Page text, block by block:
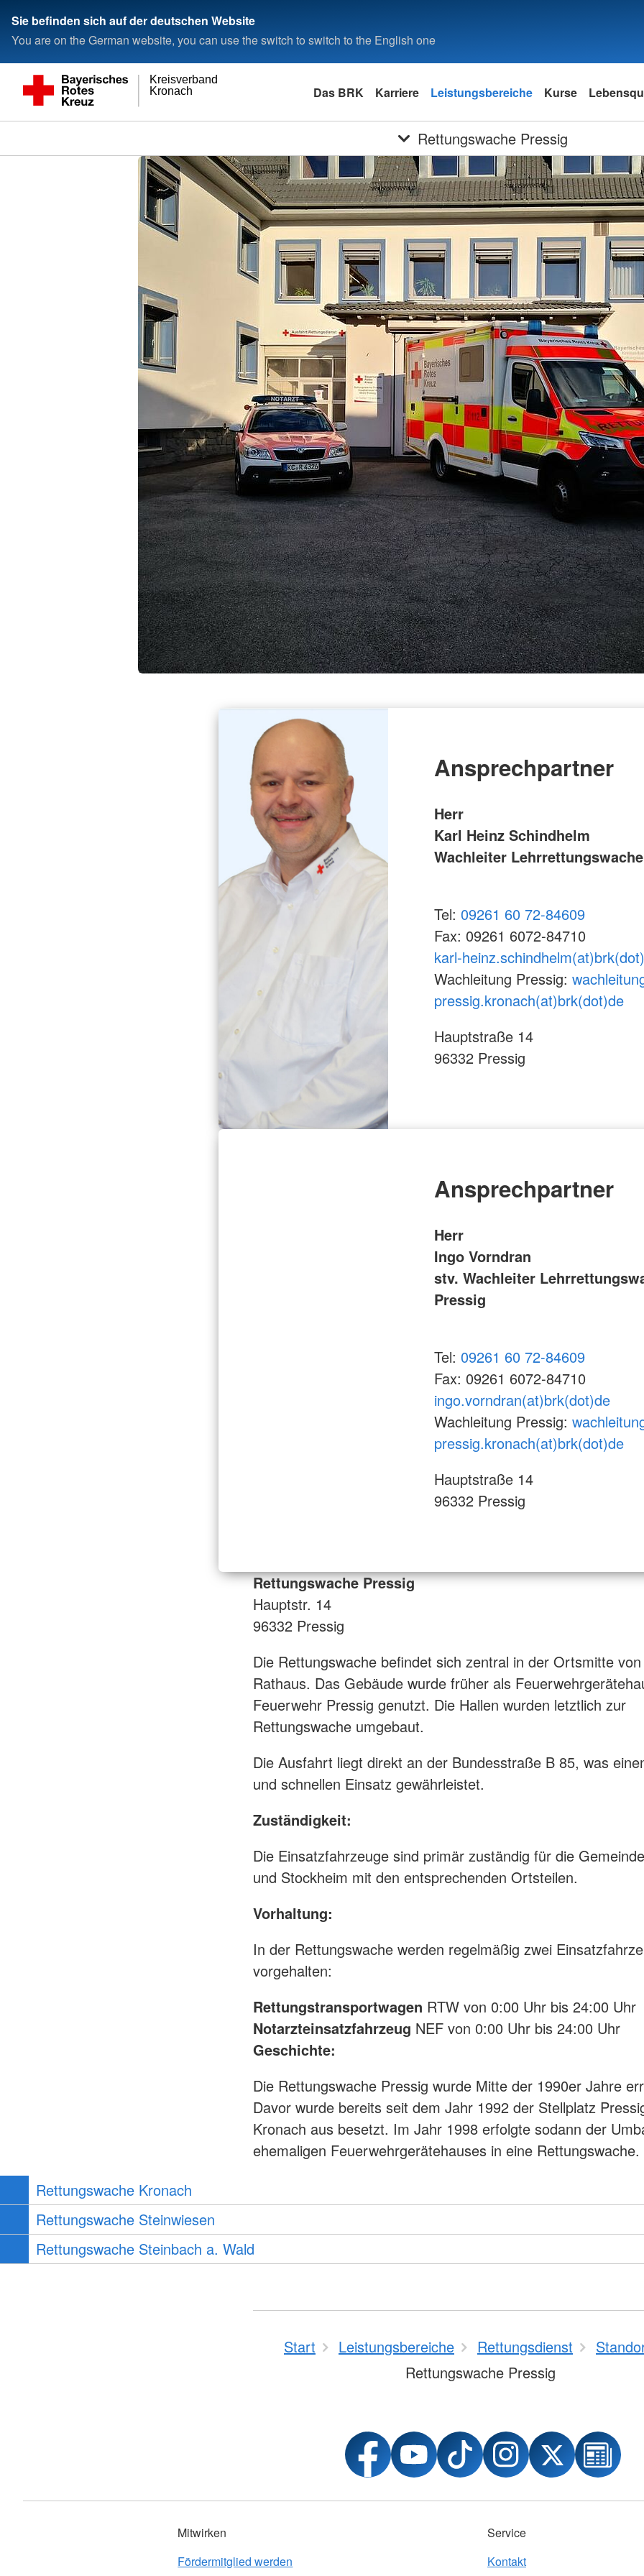
Sie befinden sich auf der deutschen Website
You are on the German website, you can use the switch to switch to the English one
Kronach
Kreisverband
Das BRK Karriere Leistungsbereiche Kurse
Rettungswache Pressig
Ansprechpartner
Herr
Karl Heinz Schindhelm
Wachleiter
Tel: 09261 60 72-84609
Fax: 09261 6072-84710
karl-
Wachleitung Pressig:
pressig.kronach(at)brk(dot)de
Hauptstraße 14
96332 Pressig
Ansprechpartner
Herr
Ingo Vorndran
stv. Wachleiter
Pressig
Tel: 09261 60 72-84609
Fax: 09261 6072-84710
ingo.vorndran(at)brk(dot)de
Wachleitung Pressig:
pressig.kronach(at)brk(dot)de
Hauptstraße 14
96332 Pressig
Rettungswache Pressig
Hauptstr. 14
96332 Pressig
Die Rettungswache befindet sich zentral in der Ortsmitte
Rathaus. Das Gebäude wurde früher als
Feuerwehr Pressig genutzt. Die Hallen wurden letztlich zur
Rettungswache umgebaut.
Die Ausfahrt liegt direkt an der Bundesstraße B 85, was
und schnellen Einsatz gewährleistet.
Zuständigkeit:
Die Einsatzfahrzeuge sind primär zuständig für die
und Stockheim mit den entsprechenden Ortsteilen.
Vorhaltung:
In der Rettungswache werden regelmäßig zwei
vorgehalten:
Rettungstransportwagen RTW von 0:00 Uhr bis 24:00 Uhr
Notarzteinsatzfahrzeug NEF von 0:00 Uhr bis 24:00 Uhr
Geschichte:
Die Rettungswache Pressig wurde Mitte der 1990er Jahre
Davor wurde bereits seit dem Jahr 1992 der Stellplatz
Kronach aus besetzt. Im Jahr 1998 erfolgte sodann der
ehemaligen Feuerwehrgerätehauses in eine Rettungswache.
Rettungswache Kronach
Rettungswache Steinwiesen
Rettungswache Steinbach a. Wald
Start Leistungsbereiche Rettungsdienst
Rettungswache Pressig
Mitwirken
Fördermitglied werden
Service
Kontakt